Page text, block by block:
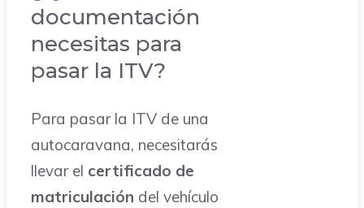
documentación
necesitas para
pasar la ITV?
Para pasar la ITV de una
autocaravana, necesitarás
llevar el certificado de
matriculación del vehículo